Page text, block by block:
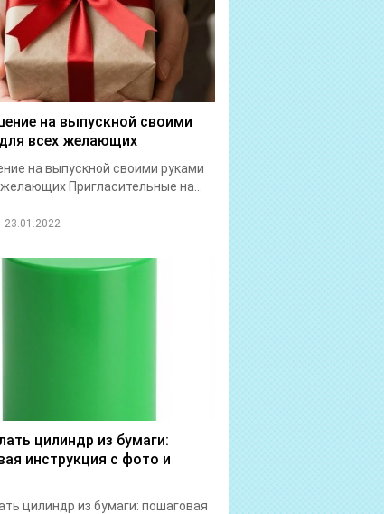
на выпускной своими
всех желающих
на выпускной своими руками
Пригласительные на...
23.01.2022
цилиндр из бумаги:
инструкция с фото и
цилиндр из бумаги: пошаговая